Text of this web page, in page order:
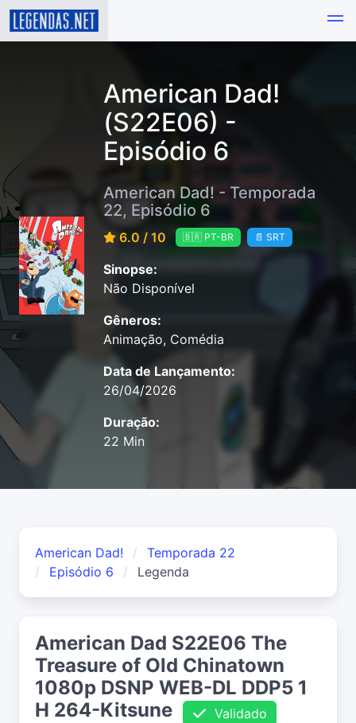
American Dad!
(S22E06) -
Episódio 6
American Dad! - Temporada
22, Episódio 6
6.0 / 10 🇧🇷 PT-BR 📄 SRT
Sinopse:
Não Disponível
Gêneros:
Animação, Comédia
Data de Lançamento:
26/04/2026
Duração:
22 Min
American Dad!
Temporada 22
Episódio 6
Legenda
American Dad S22E06 The
Treasure of Old Chinatown
1080p DSNP WEB-DL DDP5 1
H 264-Kitsune
Validado